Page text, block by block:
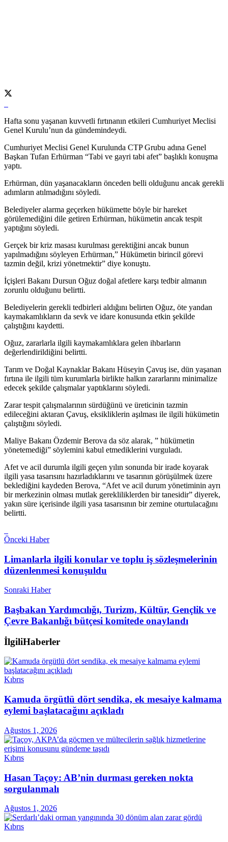
Hafta sonu yaşanan kuvvetli fırtınanın etkileri Cumhuriyet Meclisi
Genel Kurulu’nun da gündemindeydi.
Cumhuriyet Meclisi Genel Kurulunda CTP Grubu adına Genel
Başkan Tufan Erhürman “Tabi ve gayri tabi afet” başlıklı konuşma
yaptı.
Erhürman, dün yaşanacakların önceden belli olduğunu ancak gerekli
adımların atılmadığını söyledi.
Belediyeler alarma geçerken hükümette böyle bir hareket
görülemediğini dile getiren Erhürman, hükümetin ancak tespit
yaptığını söyledi.
Gerçek bir kriz masası kurulması gerektiğini ancak bunun
yapılmadığını söyleyen Erhürman,” Hükümetin birincil görevi
tazmin değil, krizi yönetmektir” diye konuştu.
İçişleri Bakanı Dursun Oğuz doğal afetlere karşı tedbir almanın
zorunlu olduğunu belirtti.
Belediyelerin gerekli tedbirleri aldığını belirten Oğuz, öte yandan
kaymakamlıkların da sevk ve idare konusunda etkin şekilde
çalıştığını kaydetti.
Oğuz, zararlarla ilgili kaymakamlıklara gelen ihbarların
değerlendirildiğini belirtti.
Tarım ve Doğal Kaynaklar Bakanı Hüseyin Çavuş ise, dün yaşanan
fırtına ile ilgili tüm kurumlarla birlikte halkın zararlarını minimalize
edecek şekilde çalışmalar yaptıklarını söyledi.
Zarar tespit çalışmalarının sürdüğünü ve üreticinin tazmin
edileceğini aktaran Çavuş, eksikliklerin aşılması ile ilgili hükümetin
çalıştığını söyledi.
Maliye Bakanı Özdemir Berova da söz alarak, ” hükümetin
yönetemediği” söylemini kabul etmediklerini vurguladı.
Afet ve acil durumla ilgili geçen yılın sonunda bir irade koyarak
ilgili yasa tasarısını hazırladıklarını ve tasarının görüşülmek üzere
beklediğini kaydeden Berova, “Afet ve acil durum yönetiminin ayrı
bir merkezinin olması mutlak gerekliliklerden bir tanesidir” diyerek,
yakın süre içerisinde ilgili yasa tasarısının bir zemine oturtulacağını
belirtti.
Önceki Haber
Limanlarla ilgili konular ve toplu iş sözleşmelerinin
düzenlenmesi konuşuldu
Sonraki Haber
Başbakan Yardımcılığı, Turizm, Kültür, Gençlik ve
Çevre Bakanlığı bütçesi komitede onaylandı
İlgiliHaberler
Kıbrıs
Kamuda örgütlü dört sendika, ek mesaiye kalmama
eylemi başlatacağını açıkladı
Ağustos 1, 2026
Kıbrıs
Hasan Taçoy: AB’nin durması gereken nokta
sorgulanmalı
Ağustos 1, 2026
Kıbrıs